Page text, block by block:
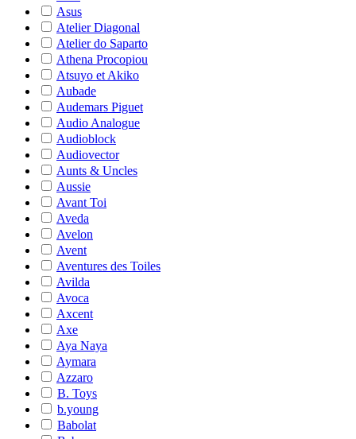
Asus
Atelier Diagonal
Atelier do Saparto
Athena Procopiou
Atsuyo et Akiko
Aubade
Audemars Piguet
Audio Analogue
Audioblock
Audiovector
Aunts & Uncles
Aussie
Avant Toi
Aveda
Avelon
Avent
Aventures des Toiles
Avilda
Avoca
Axcent
Axe
Aya Naya
Aymara
Azzaro
B. Toys
b.young
Babolat